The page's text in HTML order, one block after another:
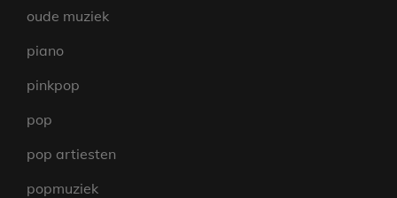
oude muziek
piano
pinkpop
pop
pop artiesten
popmuziek